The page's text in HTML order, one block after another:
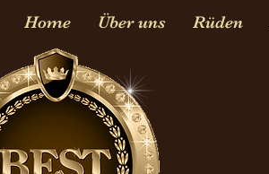
Home Über uns Rüden